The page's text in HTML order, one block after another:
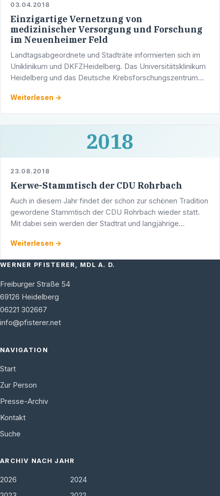
03.04.2018
Einzigartige Vernetzung von
medizinischer Versorgung und Forschung
im Neuenheimer Feld
Landtagsabgeordnete und Stadträte informierten sich im
Uniklinikum und DKFZHeidelberg. Das Universitätsklinikum
Heidelberg und das Deutsche Krebsforschungszentrum
…
Weiterlesen →
2018
23.08.2018
Kerwe-Stammtisch der CDU Rohrbach
Auch in diesem Jahr findet der schon zur schönen Tradition
gewordene Stammtisch der CDU Rohrbach wieder statt.
Mit dabei sein werden der Stadtrat und langjährige
Weiterlesen →
WERNER PFISTERER, MDL A. D.
Freiburger Straße 54
69126 Heidelberg
06221 302667
info@pfisterer.net
NAVIGATION
Start
Zur Person
Presse-Archiv
Kontakt
Suche
ARCHIV NACH JAHR
2026
2024